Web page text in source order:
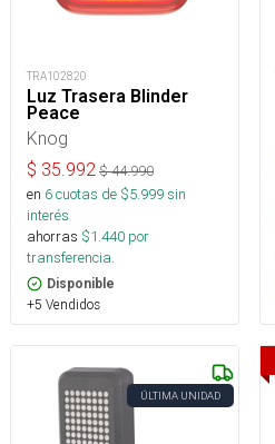
TRA102820
Luz Trasera Blinder
Peace
Knog
$ 35.992 $44.990
en 6cuotas de $5.999sin
interés
ahorras $1.440 por
transferencia.
Disponible
+5 Vendidos
ÚLTIMA UNIDAD